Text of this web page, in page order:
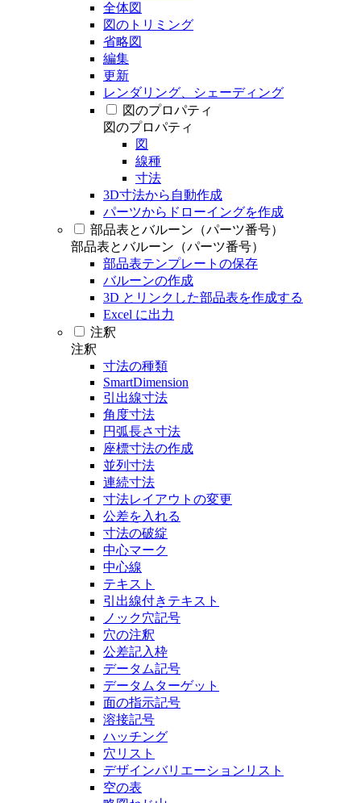
全体図
図のトリミング
省略図
編集
更新
レンダリング、シェーディング
図のプロパティ
図のプロパティ
図
線種
寸法
3D寸法から自動作成
パーツからドローイングを作成
部品表とバルーン（パーツ番号）
部品表とバルーン（パーツ番号）
部品表テンプレートの保存
バルーンの作成
3D とリンクした部品表を作成する
Excel に出力
注釈
注釈
寸法の種類
SmartDimension
引出線寸法
角度寸法
円弧長さ寸法
座標寸法の作成
並列寸法
連続寸法
寸法レイアウトの変更
公差を入れる
寸法の破綻
中心マーク
中心線
テキスト
引出線付きテキスト
ノック穴記号
穴の注釈
公差記入枠
データム記号
データムターゲット
面の指示記号
溶接記号
ハッチング
穴リスト
デザインバリエーションリスト
空の表